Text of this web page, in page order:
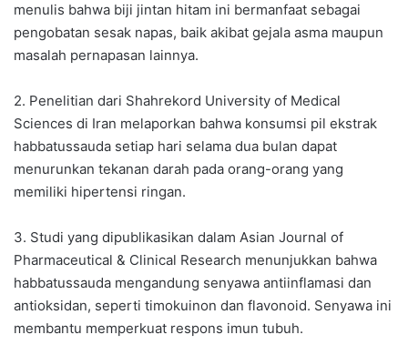
menulis bahwa biji jintan hitam ini bermanfaat sebagai
pengobatan sesak napas, baik akibat gejala asma maupun
masalah pernapasan lainnya.
2. Penelitian dari Shahrekord University of Medical
Sciences di Iran melaporkan bahwa konsumsi pil ekstrak
habbatussauda setiap hari selama dua bulan dapat
menurunkan tekanan darah pada orang-orang yang
memiliki hipertensi ringan.
3. Studi yang dipublikasikan dalam Asian Journal of
Pharmaceutical & Clinical Research menunjukkan bahwa
habbatussauda mengandung senyawa antiinflamasi dan
antioksidan, seperti timokuinon dan flavonoid. Senyawa ini
membantu memperkuat respons imun tubuh.